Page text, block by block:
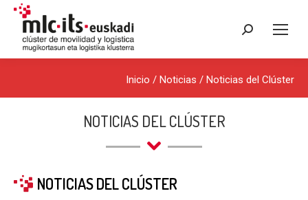
Buscar:
Inicio / Noticias / Noticias del Clúster
NOTICIAS DEL CLÚSTER
NOTICIAS DEL CLÚSTER